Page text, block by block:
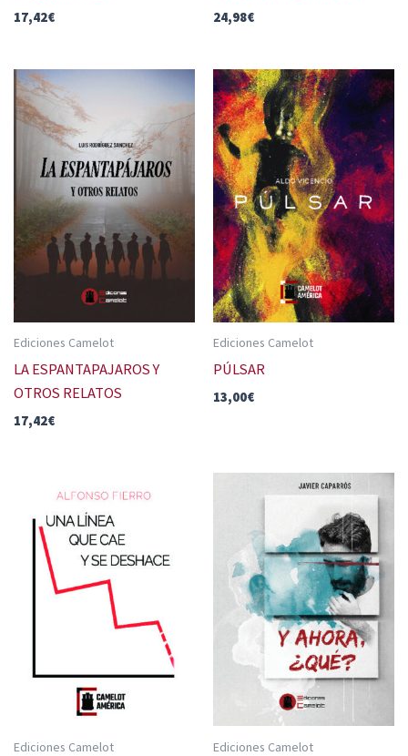
17,42€ 24,98€
Ediciones Camelot
LA ESPANTAPAJAROS Y
OTROS RELATOS
17,42€
Ediciones Camelot
PÚLSAR
13,00€
Ediciones Camelot Ediciones Camelot